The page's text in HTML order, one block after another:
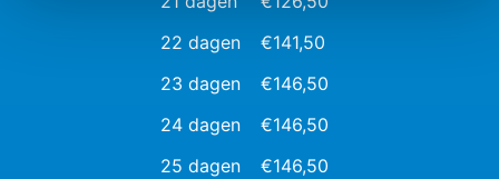
22 dagen
€141,50
23 dagen
€146,50
24 dagen
€146,50
25 dagen
€146,50